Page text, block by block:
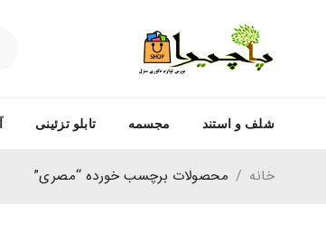
شلف و استند مجسمه تابلو تزئینی
خانه / محصولات برچسب خورده “مصری”